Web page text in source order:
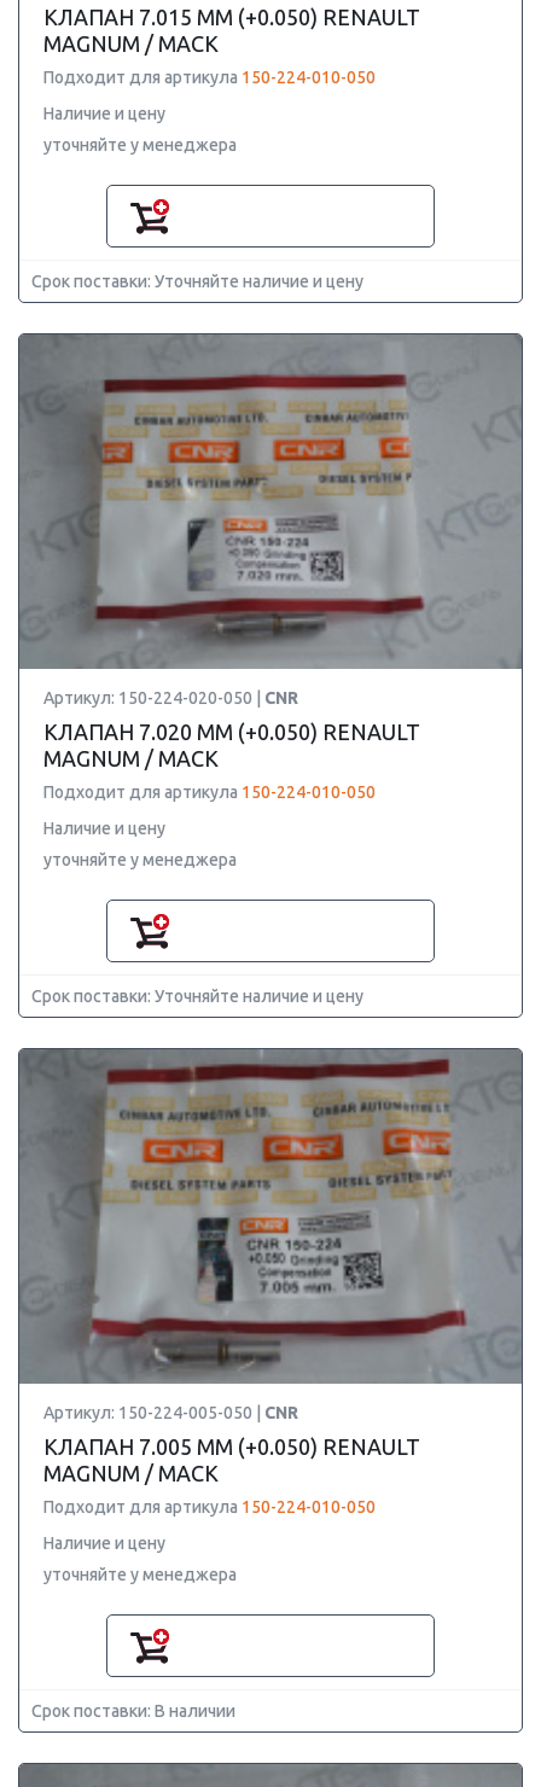
КЛАПАН 7.015 ММ (+0.050) RENAULT
MAGNUM / MACK
Подходит для артикула 150-224-010-050
Наличие и цену
уточняйте у менеджера
Срок поставки: Уточняйте наличие и цену
Артикул: 150-224-020-050 | CNR
КЛАПАН 7.020 ММ (+0.050) RENAULT
MAGNUM / MACK
Подходит для артикула 150-224-010-050
Наличие и цену
уточняйте у менеджера
Срок поставки: Уточняйте наличие и цену
Артикул: 150-224-005-050 | CNR
КЛАПАН 7.005 ММ (+0.050) RENAULT
MAGNUM / MACK
Подходит для артикула 150-224-010-050
Наличие и цену
уточняйте у менеджера
Срок поставки: В наличии